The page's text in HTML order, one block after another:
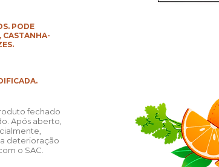
PODE
CASTANHA-
fechado
Após aberto,
deterioração
o SAC.